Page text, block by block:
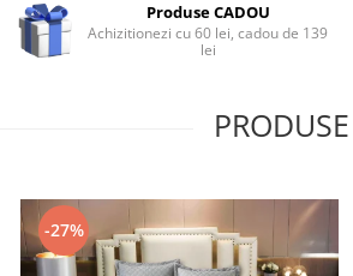
Facebook
Produse CADOU
Achizitionezi cu 60 lei, cadou de 139
lei
-27%